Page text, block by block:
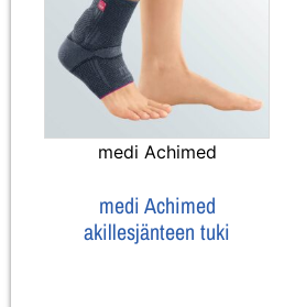
medi Achimed
medi Achimed
akillesjänteen tuki